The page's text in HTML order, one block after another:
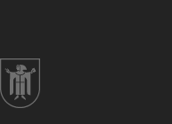
zur Website der